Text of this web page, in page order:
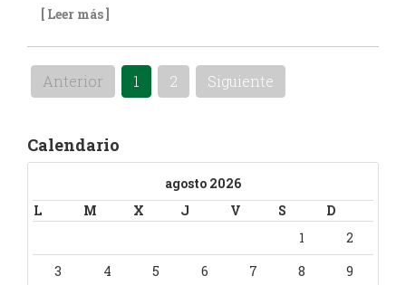
[ Leer más ]
Anterior 1 2 Siguiente
Calendario
agosto 2026
L
M X J V S
D
1
2
3
4 5 6 7 8 9